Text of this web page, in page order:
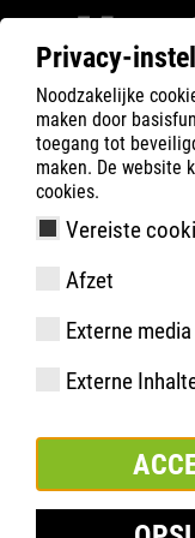
Privacy-
Noodzakelijke
maken door
toegang tot
maken. De website
cookies.
Vereiste
Afzet
Externe media
Externe
ATLAS
ERGO-